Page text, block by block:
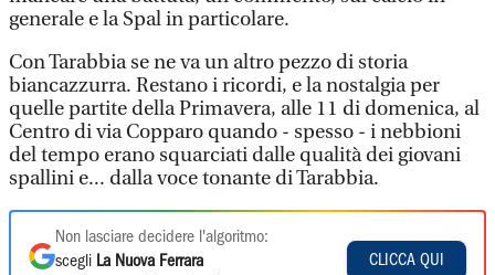
generale e la Spal in particolare.
Con Tarabbia se ne va un altro pezzo di storia
biancazzurra. Restano i ricordi, e la nostalgia per
quelle partite della Primavera, alle 11 di domenica, al
Centro di via Copparo quando - spesso - i nebbioni
del tempo erano squarciati dalle qualità dei giovani
spallini e... dalla voce tonante di Tarabbia.
Non lasciare decidere l'algoritmo:
scegli La Nuova Ferrara
CLICCA QUI